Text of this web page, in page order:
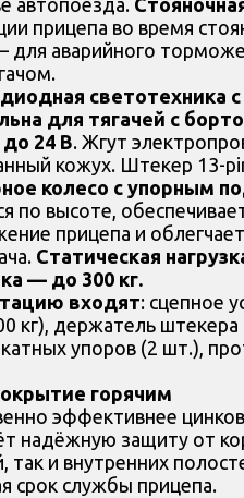
автопоезда.
прицепа во время
для аварийного
светотехника
для тягачей с
24 В. Жгут
кожух. Штекер 13-
колесо с упорным
по высоте,
прицепа и
Статическая
— до 300 кг.
входят: сцепное
кг), держатель штекера
упоров (2 шт.),
горячим
эффективнее
надёжную защиту от
так и внутренних
срок службы прицепа.